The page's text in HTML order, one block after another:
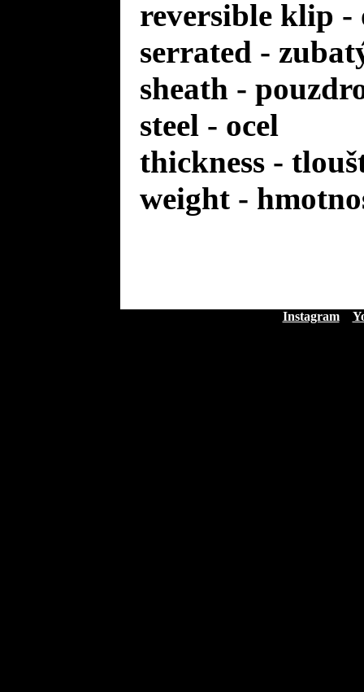
reversible klip
serrated -
sheath -
steel - ocel
thickness -
weight -
Instagram